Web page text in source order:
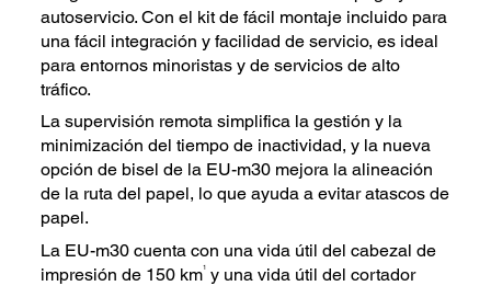
autoservicio. Con el kit de fácil montaje incluido para
una fácil integración y facilidad de servicio, es ideal
para entornos minoristas y de servicios de alto
tráfico.
La supervisión remota simplifica la gestión y la
minimización del tiempo de inactividad, y la nueva
opción de bisel de la EU-m30 mejora la alineación
de la ruta del papel, lo que ayuda a evitar atascos de
papel.
La EU-m30 cuenta con una vida útil del cabezal de
impresión de 150 km1 y una vida útil del cortador